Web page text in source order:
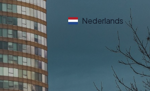
Nederlands